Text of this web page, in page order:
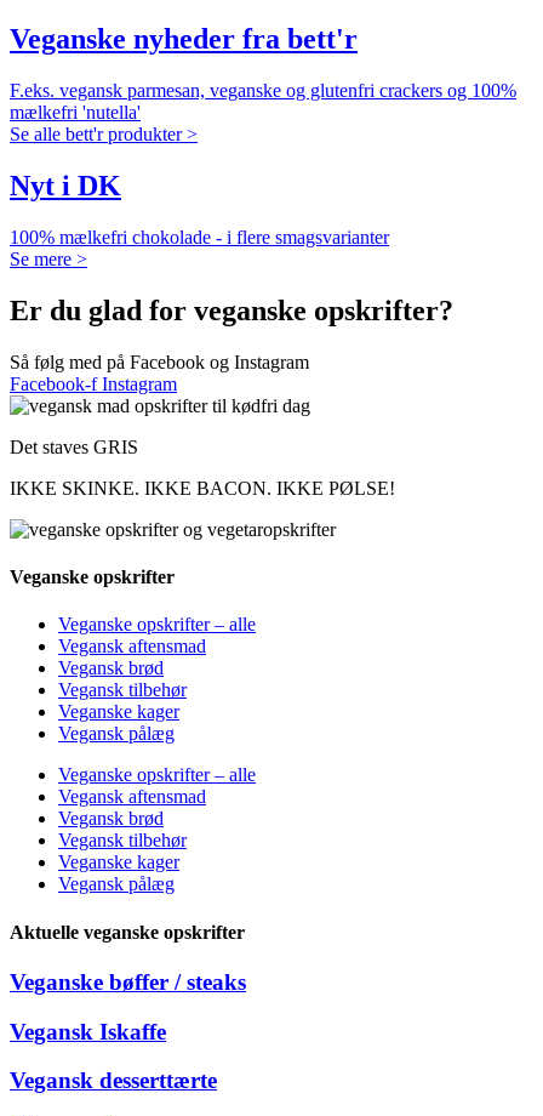
Veganske nyheder fra bett'r
F.eks. vegansk parmesan, veganske og glutenfri crackers og 100%
mælkefri 'nutella'
Se alle bett'r produkter >
Nyt i DK
100% mælkefri chokolade - i flere smagsvarianter
Se mere >
Er du glad for veganske opskrifter?
Så følg med på Facebook og Instagram
Facebook-f Instagram
Det staves GRIS
IKKE SKINKE. IKKE BACON. IKKE PØLSE!
Veganske opskrifter
Veganske opskrifter – alle
Vegansk aftensmad
Vegansk brød
Vegansk tilbehør
Veganske kager
Vegansk pålæg
Veganske opskrifter – alle
Vegansk aftensmad
Vegansk brød
Vegansk tilbehør
Veganske kager
Vegansk pålæg
Aktuelle veganske opskrifter
Veganske bøffer / steaks
Vegansk Iskaffe
Vegansk desserttærte